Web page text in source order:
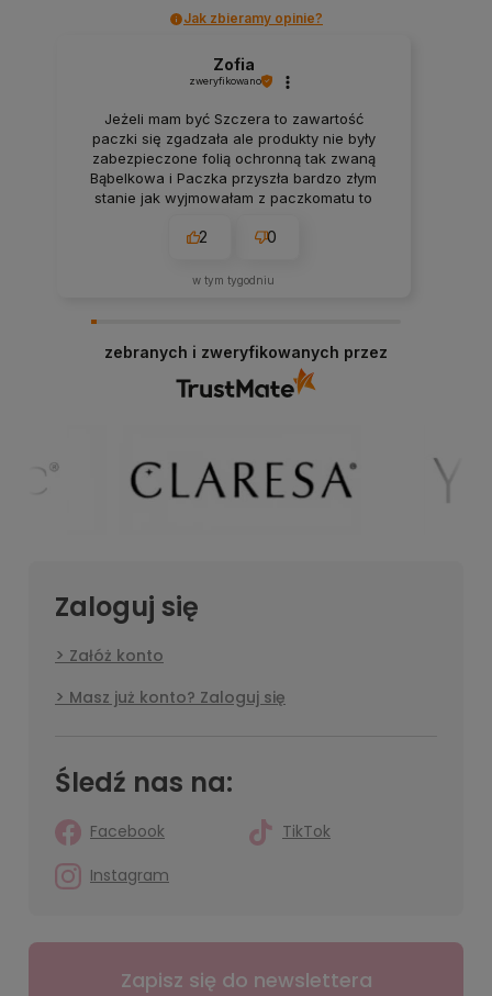
Jak zbieramy opinie?
Zofia
zweryfikowano
Jeżeli mam być Szczera to zawartość
paczki się zgadzała ale produkty nie były
zabezpieczone folią ochronną tak zwaną
Bąbelkowa i Paczka przyszła bardzo złym
stanie jak wyjmowałam z paczkomatu to
rozważałam to czy bym zamówiła drugi raz
2 0
w tym tygodniu
zebranych i zweryfikowanych przez
Zaloguj się
Załóż konto
Masz już konto? Zaloguj się
Śledź nas na:
Facebook
TikTok
Instagram
Zapisz się do newslettera